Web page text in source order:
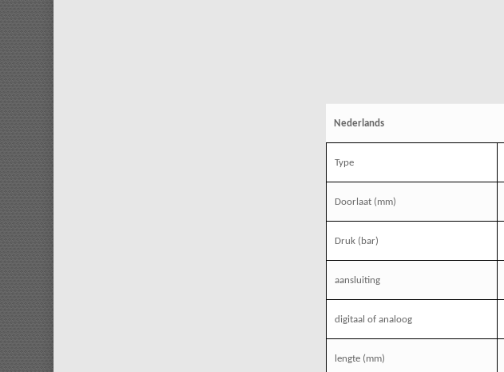
Nederlands
Type
Doorlaat (mm)
Druk (bar)
aansluiting
digitaal of analoog
lengte (mm)